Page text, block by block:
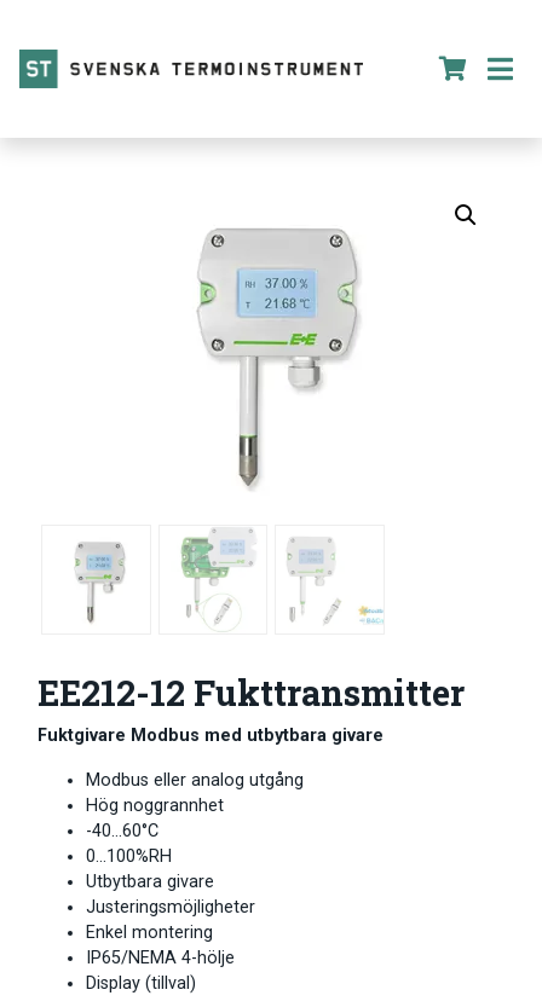
EE212-12 Fukttransmitter
Fuktgivare Modbus med utbytbara givare
Modbus eller analog utgång
Hög noggrannhet
-40…60°C
0…100%RH
Utbytbara givare
Justeringsmöjligheter
Enkel montering
IP65/NEMA 4-hölje
Display (tillval)